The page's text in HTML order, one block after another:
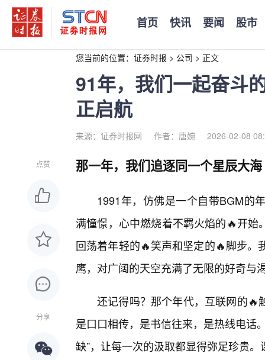
首页 快讯 要闻 股市
您当前的位置： 证券时报 > 公司 > 正文
91年，我们一起奋斗
正启航
来源：证券时报网 作者：唐婉 2026-02-08
点赞
分享
那一年，我们追逐同一个星辰大海
1991年，仿佛是一个自带BGM的
满憧憬，心中燃烧着不羁火焰的🔥开
回荡着年轻的🔥笑声和坚定的🔥脚步
鹰，对广阔的天空充满了无限的好奇与
还记得吗？那个年代，互联网的🔥
是口口相传，是书信往来，是热线电话
缺”，让每一次的汲取都显得弥足珍贵